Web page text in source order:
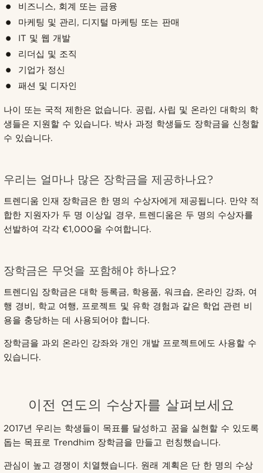
비즈니스, 회계 또는 금융
마케팅 및 관리, 디지털 마케팅 또는 판매
IT 및 웹 개발
리더십 및 조직
기업가 정신
패션 및 디자인
나이 또는 국적 제한은 없습니다. 공립, 사립 및 온라인 대학의 학
생들은 지원할 수 있습니다. 박사 과정 학생들도 장학금을 신청할
수 있습니다.
우리는 얼마나 많은 장학금을 제공하나요?
트렌디움 인재 장학금은 한 명의 수상자에게 제공됩니다. 만약 적
합한 지원자가 두 명 이상일 경우, 트렌디움은 두 명의 수상자를
선발하여 각각 €1,000을 수여합니다.
장학금은 무엇을 포함해야 하나요?
트렌디임 장학금은 대학 등록금, 학용품, 워크숍, 온라인 강좌, 여
행 경비, 학교 여행, 프로젝트 및 유학 경험과 같은 학업 관련 비
용을 충당하는 데 사용되어야 합니다.
장학금을 과외 온라인 강좌와 개인 개발 프로젝트에도 사용할 수
있습니다.
이전 연도의 수상자를 살펴보세요
2017년 우리는 학생들이 목표를 달성하고 꿈을 실현할 수 있도록
돕는 목표로 Trendhim 장학금을 만들고 런칭했습니다.
관심이 높고 경쟁이 치열했습니다. 원래 계획은 단 한 명의 수상